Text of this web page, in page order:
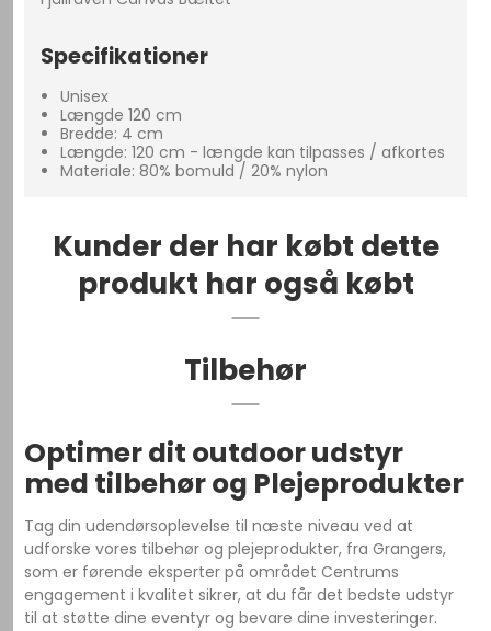
Specifikationer
Unisex
Længde 120 cm
Bredde: 4 cm
Længde: 120 cm - længde kan tilpasses / afkortes
Materiale: 80% bomuld / 20% nylon
Kunder der har købt dette
produkt har også købt
Tilbehør
Optimer dit outdoor udstyr
med tilbehør og Plejeprodukter
Tag din udendørsoplevelse til næste niveau ved at
udforske vores tilbehør og plejeprodukter, fra Grangers,
som er førende eksperter på området Centrums
engagement i kvalitet sikrer, at du får det bedste udstyr
til at støtte dine eventyr og bevare dine investeringer.